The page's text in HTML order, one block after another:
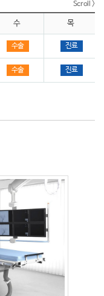
수 목
수술 진료
수술 진료